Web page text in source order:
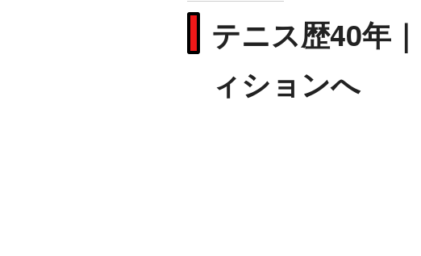
テニス歴40年
ィションへ